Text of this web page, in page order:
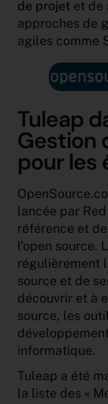
de projet et de
approches de
agiles comme
Tuleap
Gestion
pour les
lancée par
référence et
l’open source.
régulièrement
source et de
découvrir et à
source, les
informatique.
Tuleap a été
la liste des «